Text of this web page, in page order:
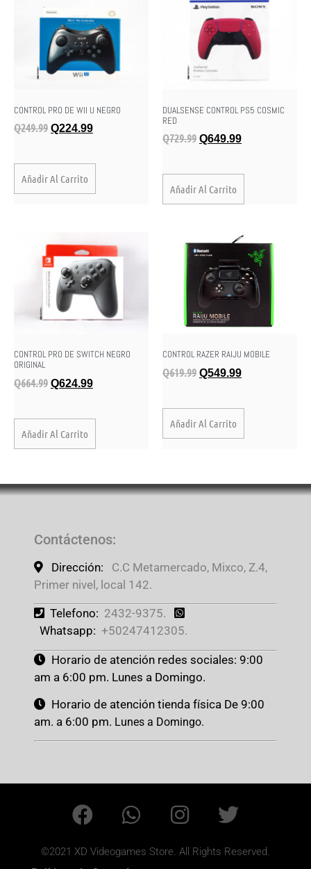
CONTROL PRO DE WII U NEGRO
Q249.99 Q224.99
Añadir Al Carrito
DUALSENSE CONTROL PS5 COSMIC
RED
Q729.99 Q649.99
Añadir Al Carrito
CONTROL PRO DE SWITCH NEGRO
ORIGINAL
Q664.99 Q624.99
Añadir Al Carrito
CONTROL RAZER RAIJU MOBILE
Q619.99 Q549.99
Añadir Al Carrito
Contáctenos:
Dirección:
C.C Metamercado, Mixco, Z.4,
Primer nivel, local 142.
Telefono: 2432-9375.
Whatsapp: +50247412305.
Horario de atención redes sociales: 9:00
am a 6:00 pm. Lunes a Domingo.
Horario de atención tienda física De 9:00
am. a 6:00 pm. Lunes a Domingo.
©2021 XD Videogames Store. All Rights Reserved.